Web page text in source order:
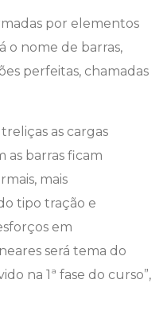
por elementos
o nome de barras,
perfeitas, chamadas
as cargas
as barras ficam
mais
tipo tração e
em
será tema do
na 1ª fase do curso”,